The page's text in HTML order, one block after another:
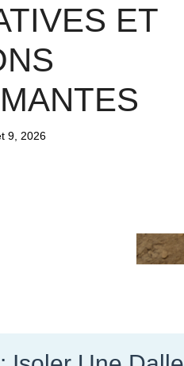
ET
9, 2026